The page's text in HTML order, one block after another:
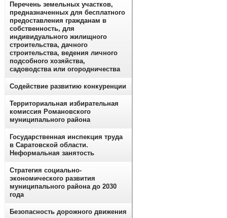
Перечень земельных участков,
предназначенных для бесплатного
предоставления гражданам в
собственность, для
индивидуального жилищного
строительства, дачного
строительства, ведения личного
подсобного хозяйства,
садоводства или огородничества
Содействие развитию конкуренции
Территориальная избирательная
комиссия Романовского
муниципального района
Государственная инспекция труда
в Саратовской области.
Неформальная занятость
Стратегия социально-
экономического развития
муниципального района до 2030
года
Безопасность дорожного движения